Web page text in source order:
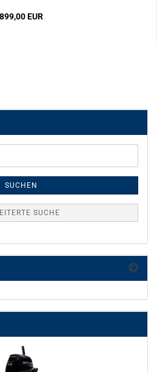
899,00 EUR
SUCHEN
SUCHE